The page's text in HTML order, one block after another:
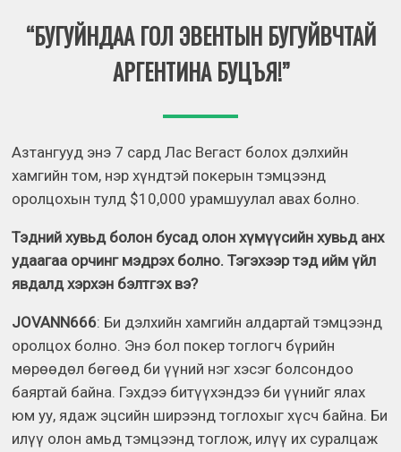
“БУГУЙНДАА ГОЛ ЭВЕНТЫН БУГУЙВЧТАЙ
АРГЕНТИНА БУЦЪЯ!”
Азтангууд энэ 7 сард Лас Вегаст болох дэлхийн
хамгийн том, нэр хүндтэй покерын тэмцээнд
оролцохын тулд $10,000 урамшуулал авах болно.
Тэдний хувьд болон бусад олон хүмүүсийн хувьд анх
удаагаа орчинг мэдрэх болно. Тэгэхээр тэд ийм үйл
явдалд хэрхэн бэлтгэх вэ?
JOVANN666: Би дэлхийн хамгийн алдартай тэмцээнд
оролцох болно. Энэ бол покер тоглогч бүрийн
мөрөөдөл бөгөөд би үүний нэг хэсэг болсондоо
баяртай байна. Гэхдээ битүүхэндээ би үүнийг ялах
юм уу, ядаж эцсийн ширээнд тоглохыг хүсч байна. Би
илүү олон амьд тэмцээнд тоглож, илүү их суралцаж